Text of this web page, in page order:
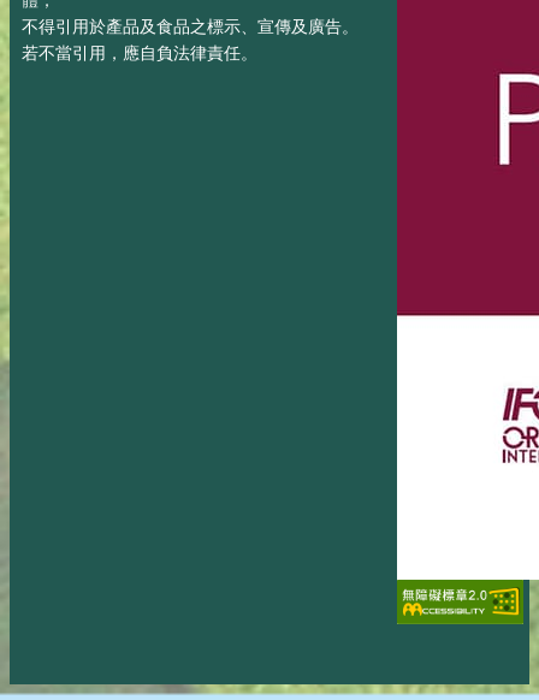
不得引用於產品及食品之標示、宣傳及廣告。
若不當引用，應自負法律責任。